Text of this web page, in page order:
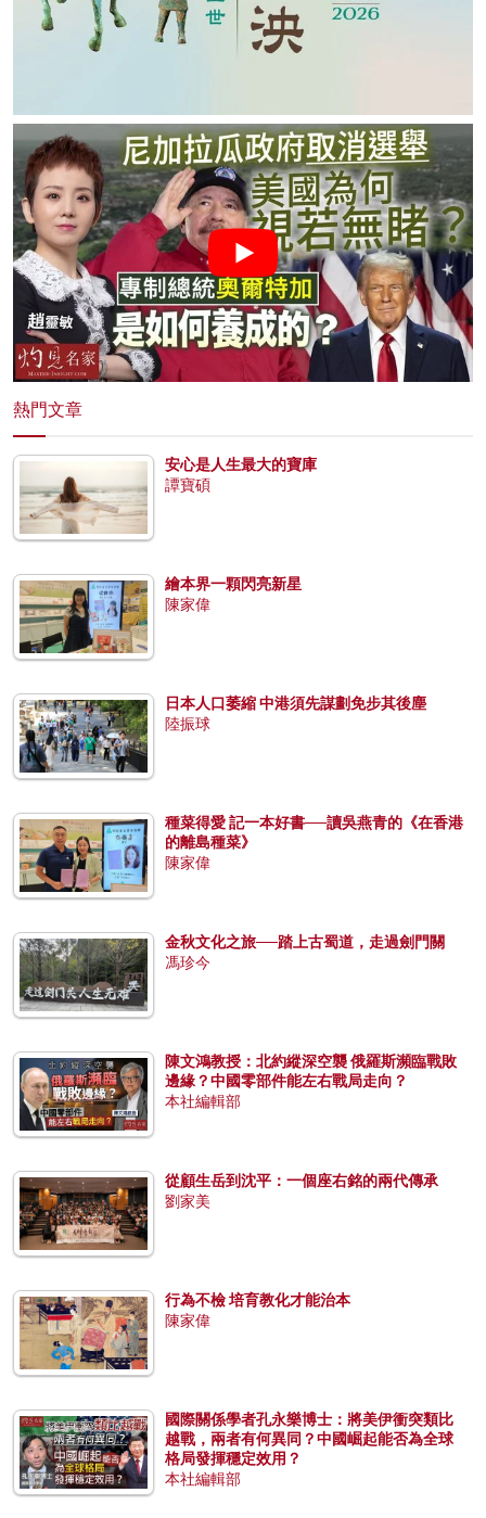
熱門文章
安心是人生最大的寶庫
譚寶碩
繪本界一顆閃亮新星
陳家偉
日本人口萎縮 中港須先謀劃免步其後塵
陸振球
種菜得愛 記一本好書──讀吳燕青的《在香港
的離島種菜》
陳家偉
金秋文化之旅──踏上古蜀道，走過劍門關
馮珍今
陳文鴻教授：北約縱深空襲 俄羅斯瀕臨戰敗
邊緣？中國零部件能左右戰局走向？
本社編輯部
從顧生岳到沈平：一個座右銘的兩代傳承
劉家美
行為不檢 培育教化才能治本
陳家偉
國際關係學者孔永樂博士：將美伊衝突類比
越戰，兩者有何異同？中國崛起能否為全球
格局發揮穩定效用？
本社編輯部